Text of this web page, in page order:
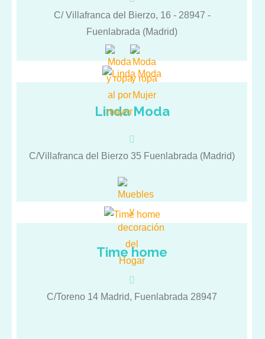
C/ Villafranca del Bierzo, 16 - 28947 -
Fuenlabrada (Madrid)
Venta de Ropa y Moda femenina
Linda Moda
C/Villafranca del Bierzo 35 Fuenlabrada (Madrid)
Llevamos Más de 10 años trabajando en sector de
Bazar, cuadros, portafotos, marcos de foto,
decoraciones etc
Time home
C/Toreno 14 Madrid, Fuenlabrada 28947